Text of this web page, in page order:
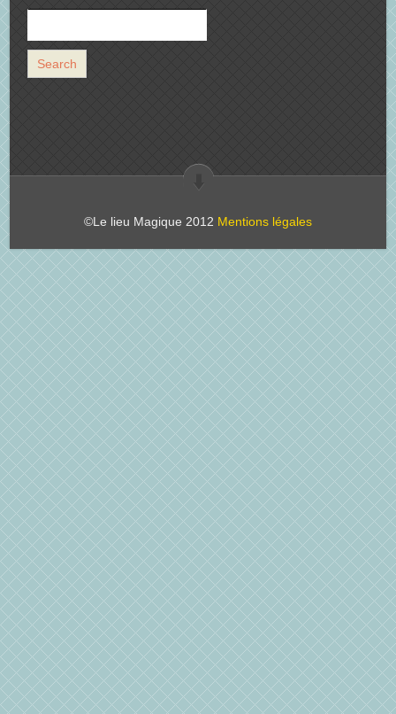
©Le lieu Magique 2012 Mentions légales